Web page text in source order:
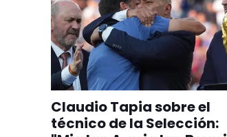
Claudio Tapia sobre el
técnico de la Selección: